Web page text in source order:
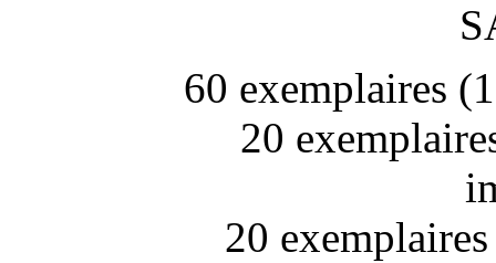
60 exemplaires
20
20